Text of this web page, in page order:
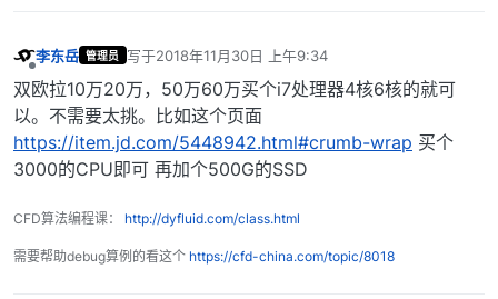
李东岳 管理员 写于2018年11月30日 上午9:34
最后由 编辑
双欧拉10万20万，50万60万买个i7处理器4核6核的就可
以。不需要太挑。比如这个页面
https://item.jd.com/5448942.html#crumb-wrap 买个
3000的CPU即可 再加个500G的SSD
CFD算法编程课： http://dyfluid.com/class.html
需要帮助debug算例的看这个 https://cfd-china.com/topic/8018